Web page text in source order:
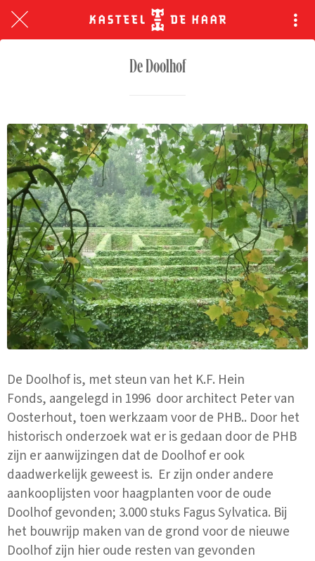
De Doolhof
De Doolhof is, met steun van het K.F. Hein
Fonds, aangelegd in 1996 door architect Peter van
Oosterhout, toen werkzaam voor de PHB.. Door het
historisch onderzoek wat er is gedaan door de PHB
zijn er aanwijzingen dat de Doolhof er ook
daadwerkelijk geweest is. Er zijn onder andere
aankooplijsten voor haagplanten voor de oude
Doolhof gevonden; 3.000 stuks Fagus Sylvatica. Bij
het bouwrijp maken van de grond voor de nieuwe
Doolhof zijn hier oude resten van gevonden